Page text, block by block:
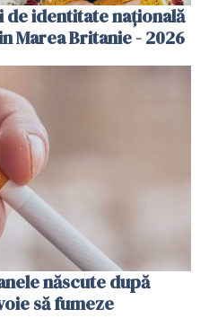
de identitate națională
Marea Britanie - 2026
născute după
să fumeze